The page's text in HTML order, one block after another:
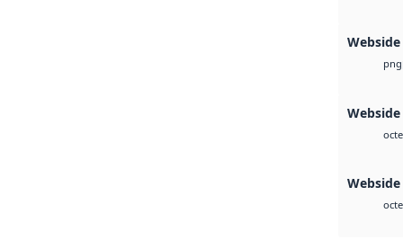
Webside
png
Webside
Webside